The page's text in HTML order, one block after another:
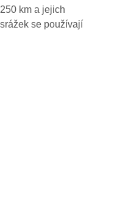
01:20
01:10
km a jejich
se používají